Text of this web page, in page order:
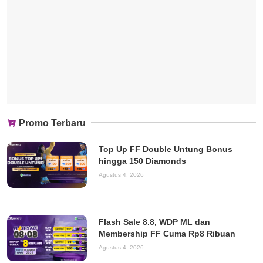
Promo Terbaru
Top Up FF Double Untung Bonus
hingga 150 Diamonds
Agustus 4, 2026
Flash Sale 8.8, WDP ML dan
Membership FF Cuma Rp8 Ribuan
Agustus 4, 2026